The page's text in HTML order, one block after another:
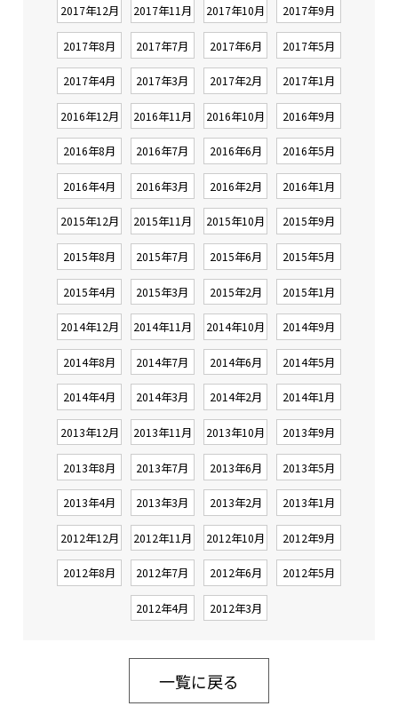
2017年12月 2017年11月 2017年10月 2017年9月
2017年8月 2017年7月 2017年6月 2017年5月
2017年4月 2017年3月 2017年2月 2017年1月
2016年12月 2016年11月 2016年10月 2016年9月
2016年8月 2016年7月 2016年6月 2016年5月
2016年4月 2016年3月 2016年2月 2016年1月
2015年12月 2015年11月 2015年10月 2015年9月
2015年8月 2015年7月 2015年6月 2015年5月
2015年4月 2015年3月 2015年2月 2015年1月
2014年12月 2014年11月 2014年10月 2014年9月
2014年8月 2014年7月 2014年6月 2014年5月
2014年4月 2014年3月 2014年2月 2014年1月
2013年12月 2013年11月 2013年10月 2013年9月
2013年8月 2013年7月 2013年6月 2013年5月
2013年4月 2013年3月 2013年2月 2013年1月
2012年12月 2012年11月 2012年10月 2012年9月
2012年8月 2012年7月 2012年6月 2012年5月
2012年4月 2012年3月
一覧に戻る